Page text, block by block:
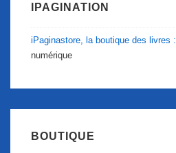
IPAGINATION
iPaginastore, la boutique des livres :
numérique
BOUTIQUE